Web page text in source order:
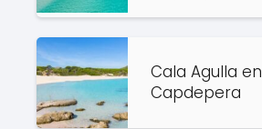
Cala Agulla en
Capdepera